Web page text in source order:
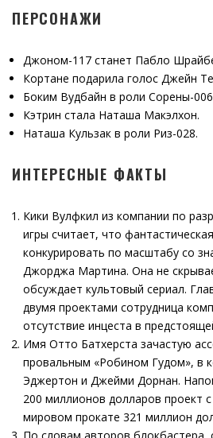
ПЕРСОНАЖИ
Джоном-117 станет Пабло
Кортане подарила голос Джейн
Боким Вудбайн в роли Сорены-
Кэтрин стала Наташа Макэлхон.
Наташа Кульзак в роли Риз-028.
ИНТЕРЕСНЫЕ ФАКТЫ
Кики Вулфкил из компании по
игры считает, что
конкурировать по масштабу со
Джорджа Мартина. Она не
обсуждает культовый сериал.
двумя проектами сотрудница
отсутствие инцеста в
Имя Отто Батхерста зачастую
провальным «Робином Гудом», в
Эджертон и Джейми Дорнан.
200 миллионов долларов проект
мировом прокате 321 миллион